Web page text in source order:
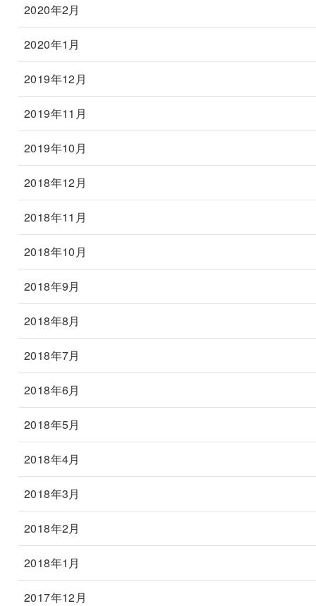
2020年2月
2020年1月
2019年12月
2019年11月
2019年10月
2018年12月
2018年11月
2018年10月
2018年9月
2018年8月
2018年7月
2018年6月
2018年5月
2018年4月
2018年3月
2018年2月
2018年1月
2017年12月